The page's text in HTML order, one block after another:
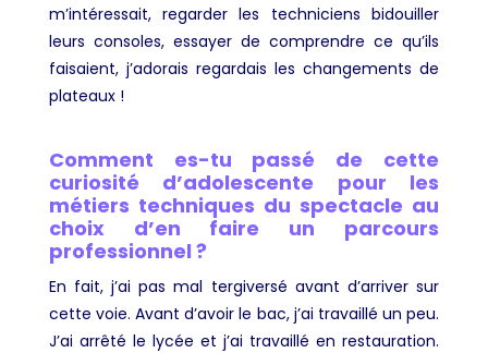
m’intéressait, regarder les techniciens bidouiller
leurs consoles, essayer de comprendre ce qu’ils
faisaient, j’adorais regardais les changements de
plateaux !
Comment es-tu passé de cette
curiosité d’adolescente pour les
métiers techniques du spectacle au
choix d’en faire un parcours
professionnel ?
En fait, j’ai pas mal tergiversé avant d’arriver sur
cette voie. Avant d’avoir le bac, j’ai travaillé un peu.
J’ai arrêté le lycée et j’ai travaillé en restauration.